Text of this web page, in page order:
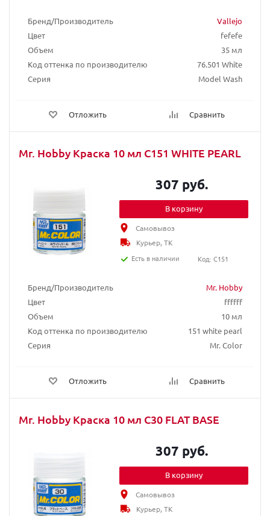
Бренд/Производитель
Vallejo
Цвет
fefefe
Объем
35 мл
Код оттенка по производителю
76.501 White
Серия
Model Wash
Отложить Сравнить
Mr. Hobby Краска 10 мл C151 WHITE PEARL
Бренд/Производитель
Mr. Hobby
Цвет
ffffff
Объем
10 мл
Код оттенка по производителю
151 white pearl
Серия
Mr. Color
Отложить Сравнить
307 руб.
В корзину
Самовывоз
Курьер, ТК
Есть в наличии
Код: C151
Mr. Hobby Краска 10 мл C30 FLAT BASE
307 руб.
В корзину
Самовывоз
Курьер, ТК